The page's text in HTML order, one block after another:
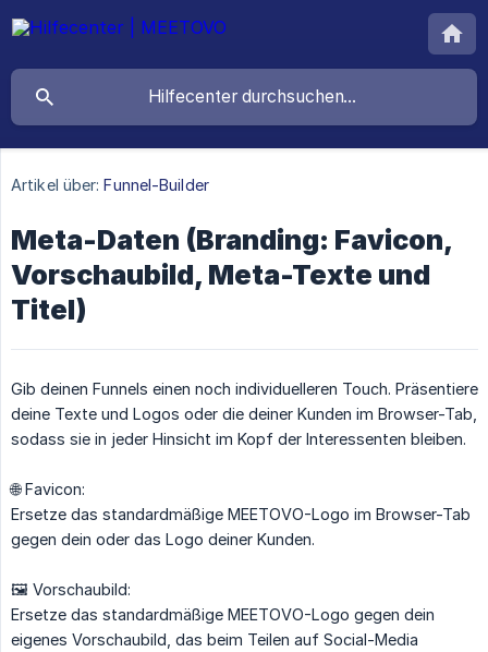
Artikel über: Funnel-Builder
Meta-Daten (Branding: Favicon,
Vorschaubild, Meta-Texte und
Titel)
Gib deinen Funnels einen noch individuelleren Touch. Präsentiere
deine Texte und Logos oder die deiner Kunden im Browser-Tab,
sodass sie in jeder Hinsicht im Kopf der Interessenten bleiben.
🌐 Favicon:
Ersetze das standardmäßige MEETOVO-Logo im Browser-Tab
gegen dein oder das Logo deiner Kunden.
🖼️ Vorschaubild:
Ersetze das standardmäßige MEETOVO-Logo gegen dein
eigenes Vorschaubild, das beim Teilen auf Social-Media